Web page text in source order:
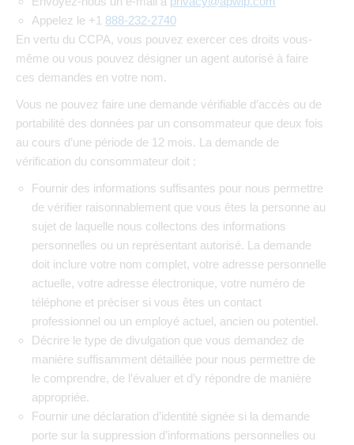
Appelez le +1 888-232-2740
En vertu du CCPA, vous pouvez exercer ces droits vous-
même ou vous pouvez désigner un agent autorisé à faire
ces demandes en votre nom.
Vous ne pouvez faire une demande vérifiable d’accès ou de
portabilité des données par un consommateur que deux fois
au cours d’une période de 12 mois. La demande de
vérification du consommateur doit :
Fournir des informations suffisantes pour nous permettre
de vérifier raisonnablement que vous êtes la personne au
sujet de laquelle nous collectons des informations
personnelles ou un représentant autorisé. La demande
doit inclure votre nom complet, votre adresse personnelle
actuelle, votre adresse électronique, votre numéro de
téléphone et préciser si vous êtes un contact
professionnel ou un employé actuel, ancien ou potentiel.
Décrire le type de divulgation que vous demandez de
manière suffisamment détaillée pour nous permettre de
le comprendre, de l’évaluer et d’y répondre de manière
appropriée.
Fournir une déclaration d’identité signée si la demande
porte sur la suppression d’informations personnelles ou